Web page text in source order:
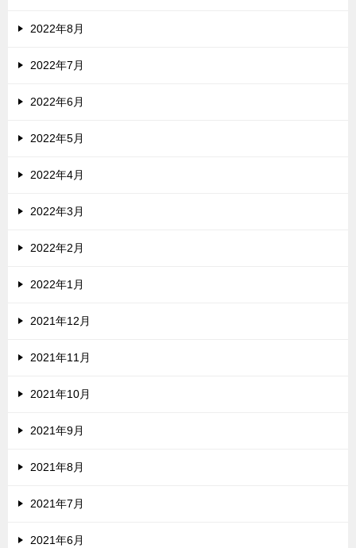
2022年8月
2022年7月
2022年6月
2022年5月
2022年4月
2022年3月
2022年2月
2022年1月
2021年12月
2021年11月
2021年10月
2021年9月
2021年8月
2021年7月
2021年6月